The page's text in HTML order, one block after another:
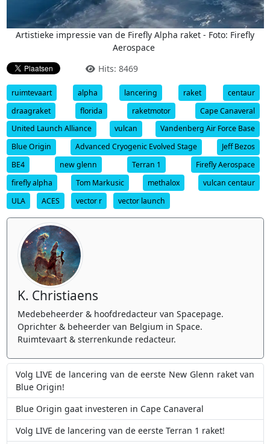
Artistieke impressie van de Firefly Alpha raket - Foto: Firefly
Aerospace
Hits: 8469
ruimtevaart alpha lancering raket
centaur
draagraket
florida raketmotor
Cape Canaveral
United Launch Alliance
vulcan
Vandenberg Air Force Base
Blue Origin
Advanced Cryogenic Evolved Stage
Jeff Bezos
BE4
new glenn Terran 1
Firefly Aerospace
firefly alpha
Tom Markusic methalox
vulcan centaur
ULA
ACES vector r vector launch
K. Christiaens
Medebeheerder & hoofdredacteur van Spacepage.
Oprichter & beheerder van Belgium in Space.
Ruimtevaart & sterrenkunde redacteur.
Volg LIVE de lancering van de eerste New Glenn raket van
Blue Origin!
Blue Origin gaat investeren in Cape Canaveral
Volg LIVE de lancering van de eerste Terran 1 raket!